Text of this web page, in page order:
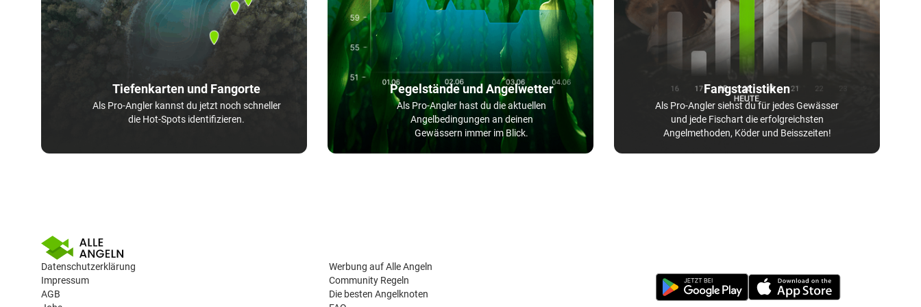
Tiefenkarten und Fangorte
Als Pro-Angler kannst du jetzt noch schneller
die Hot-Spots identifizieren.
Pegelstände und Angelwetter
Als Pro-Angler hast du die aktuellen
Angelbedingungen an deinen
Gewässern immer im Blick.
Fangstatistiken
Als Pro-Angler siehst du für jedes Gewässer
und jede Fischart die erfolgreichsten
Angelmethoden, Köder und Beisszeiten!
Datenschutzerklärung
Impressum
AGB
Werbung auf Alle Angeln
Community Regeln
Die besten Angelknoten